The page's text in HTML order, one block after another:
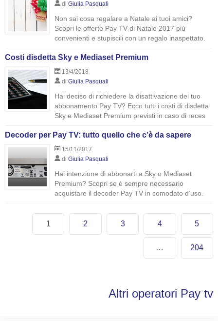
di Giulia Pasquali
Non sai cosa regalare a Natale ai tuoi amici?
Scopri le offerte Pay TV di Natale 2017 più
convenienti e stupiscili con un regalo inaspettato.
Costi disdetta Sky e Mediaset Premium
13/4/2018
di Giulia Pasquali
Hai deciso di richiedere la disattivazione del tuo
abbonamento Pay TV? Ecco tutti i costi di disdetta
Sky e Mediaset Premium previsti in caso di reces
Decoder per Pay TV: tutto quello che c’è da sapere
15/11/2017
di Giulia Pasquali
Hai intenzione di abbonarti a Sky o Mediaset
Premium? Scopri se è sempre necessario
acquistare il decoder Pay TV in comodato d’uso.
1 2 3 4 5
… 204
Altri operatori Pay tv